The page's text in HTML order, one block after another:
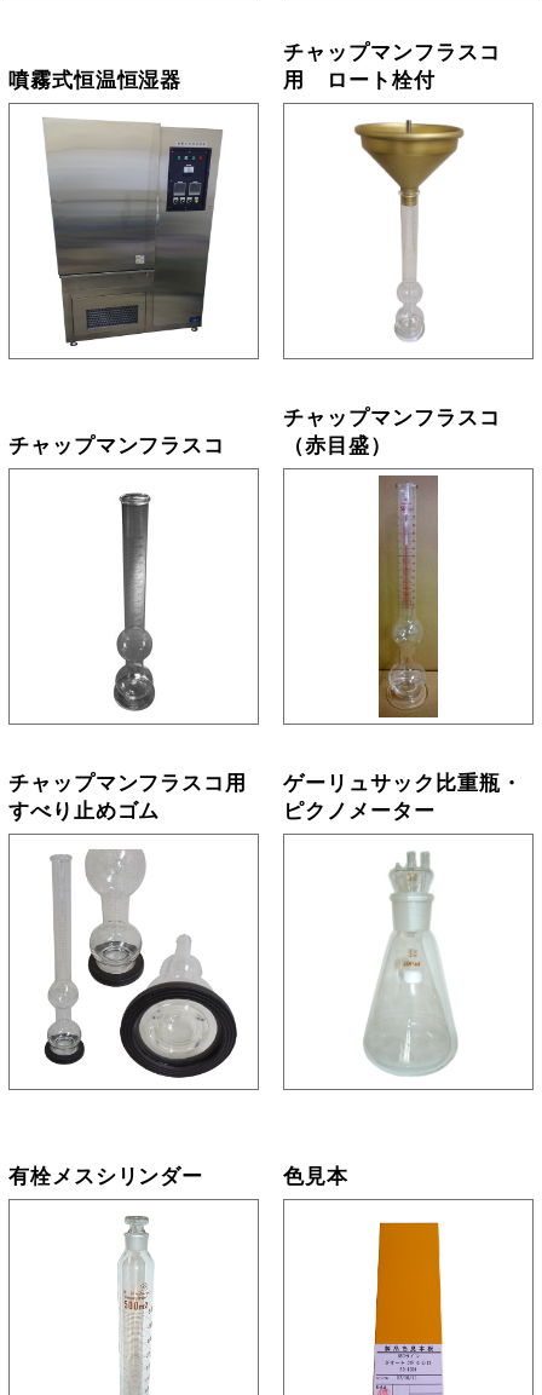
噴霧式恒温恒湿器
チャップマンフラスコ
用 ロート栓付
チャップマンフラスコ
チャップマンフラスコ
（赤目盛）
チャップマンフラスコ用
すべり止めゴム
ゲーリュサック比重瓶・
ピクノメーター
有栓メスシリンダー 色見本